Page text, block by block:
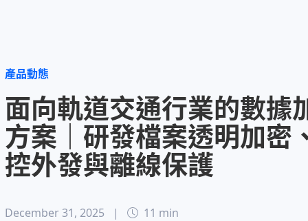
產品動態
面向軌道交通行業的數據
方案｜研發檔案透明加密
控外發與離線保護
December 31, 2025 | 11 min